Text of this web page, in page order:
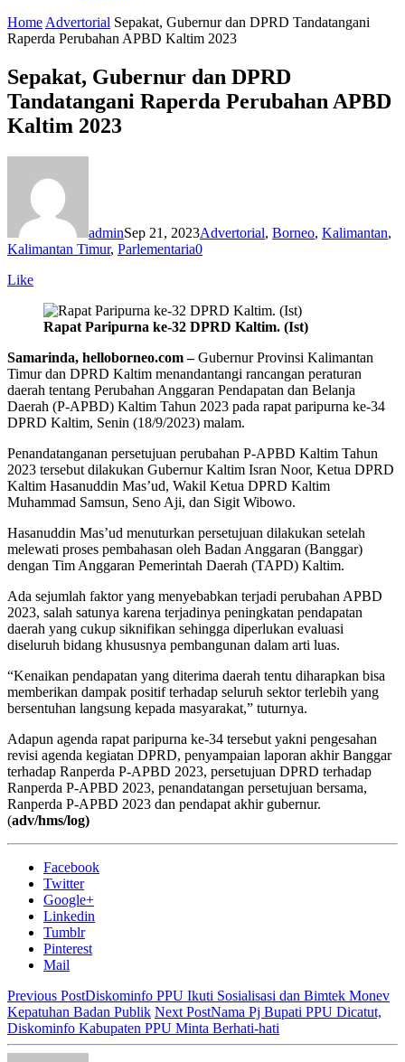
Home Advertorial Sepakat, Gubernur dan DPRD Tandatangani
Raperda Perubahan APBD Kaltim 2023
Sepakat, Gubernur dan DPRD
Tandatangani Raperda Perubahan APBD
Kaltim 2023
adminSep 21, 2023Advertorial, Borneo, Kalimantan,
Kalimantan Timur, Parlementaria0
Like
Rapat Paripurna ke-32 DPRD Kaltim. (Ist)
Samarinda, helloborneo.com –Gubernur Provinsi Kalimantan
Timur dan DPRD Kaltim menandantangi rancangan peraturan
daerah tentang Perubahan Anggaran Pendapatan dan Belanja
Daerah (P-APBD) Kaltim Tahun 2023 pada rapat paripurna ke-34
DPRD Kaltim, Senin (18/9/2023) malam.
Penandatanganan persetujuan perubahan P-APBD Kaltim Tahun
2023 tersebut dilakukan Gubernur Kaltim Isran Noor, Ketua DPRD
Kaltim Hasanuddin Mas’ud, Wakil Ketua DPRD Kaltim
Muhammad Samsun, Seno Aji, dan Sigit Wibowo.
Hasanuddin Mas’ud menuturkan persetujuan dilakukan setelah
melewati proses pembahasan oleh Badan Anggaran (Banggar)
dengan Tim Anggaran Pemerintah Daerah (TAPD) Kaltim.
Ada sejumlah faktor yang menyebabkan terjadi perubahan APBD
2023, salah satunya karena terjadinya peningkatan pendapatan
daerah yang cukup siknifikan sehingga diperlukan evaluasi
diseluruh bidang khususnya pembangunan dalam arti luas.
“Kenaikan pendapatan yang diterima daerah tentu diharapkan bisa
memberikan dampak positif terhadap seluruh sektor terlebih yang
bersentuhan langsung kepada masyarakat,” tuturnya.
Adapun agenda rapat paripurna ke-34 tersebut yakni pengesahan
revisi agenda kegiatan DPRD, penyampaian laporan akhir Banggar
terhadap Ranperda P-APBD 2023, persetujuan DPRD terhadap
Ranperda P-APBD 2023, penandatangan persetujuan bersama,
Ranperda P-APBD 2023 dan pendapat akhir gubernur.
(adv/hms/log)
Facebook
Twitter
Google+
Linkedin
Tumblr
Pinterest
Mail
Previous PostDiskominfo PPU Ikuti Sosialisasi dan Bimtek Monev
Kepatuhan Badan Publik Next PostNama Pj Bupati PPU Dicatut,
Diskominfo Kabupaten PPU Minta Berhati-hati